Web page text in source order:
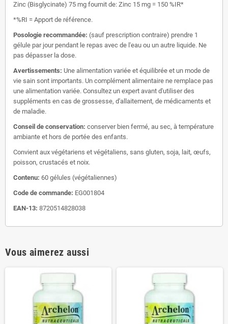
Zinc (Bisglycinate) 75 mg fournit de: Zinc 15 mg = 150 %IR*
*%RI = Apport de référence.
Posologie recommandée: (sauf prescription contraire) prendre 1
gélule par jour pendant le repas avec de l'eau ou un autre liquide. Ne
pas dépasser la dose.
Avertissements: Une alimentation variée et équilibrée et un mode de
vie sain sont importants. Un complément alimentaire ne remplace pas
une alimentation variée. Consultez un expert avant d'utiliser des
suppléments en cas de grossesse, d'allaitement, de médicaments et
de maladie.
Conseil de conservation: conserver bien fermé, au sec, à température
ambiante et hors de portée des enfants.
Convient aux végétariens et végétaliens, sans gluten, soja, lait, œufs,
poisson, crustacés et noix.
Contenu: 60 gélules (végétaliennes)
Code de commande: EG001804
EAN-13: 8720514828038
Vous aimerez aussi